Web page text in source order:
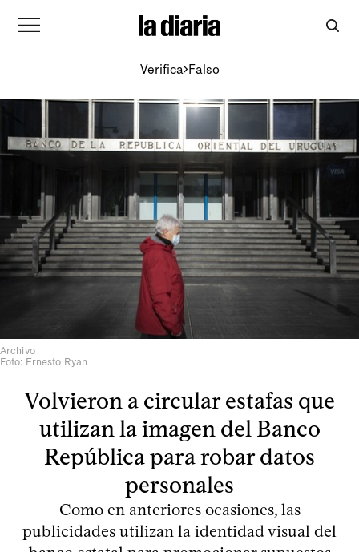
Verifica Falso
Archivo
Foto: Ernesto Ryan
Volvieron a circular estafas que
utilizan la imagen del Banco
República para robar datos
personales
Como en anteriores ocasiones, las
publicidades utilizan la identidad visual del